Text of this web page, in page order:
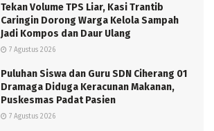
Tekan Volume TPS Liar, Kasi Trantib
Caringin Dorong Warga Kelola Sampah
Jadi Kompos dan Daur Ulang
7 Agustus 2026
Puluhan Siswa dan Guru SDN Ciherang 01
Dramaga Diduga Keracunan Makanan,
Puskesmas Padat Pasien
7 Agustus 2026